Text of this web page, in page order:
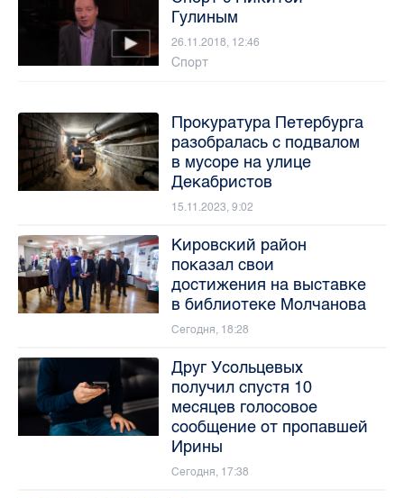
Гулиным
26.11.2018, 12:46
Спорт
Прокуратура Петербурга
разобралась с подвалом
в мусоре на улице
Декабристов
15.11.2023, 9:02
Кировский район
показал свои
достижения на выставке
в библиотеке Молчанова
Сегодня, 18:28
Друг Усольцевых
получил спустя 10
месяцев голосовое
сообщение от пропавшей
Ирины
Сегодня, 17:38